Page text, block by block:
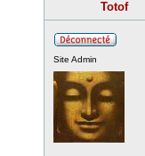
Totof
Site Admin